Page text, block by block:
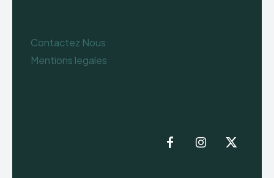
Contactez Nous
Mentions legales